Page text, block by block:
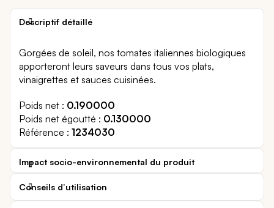
Descriptif détaillé
Gorgées de soleil, nos tomates italiennes biologiques
apporteront leurs saveurs dans tous vos plats,
vinaigrettes et sauces cuisinées.
Poids net
0.190000
Poids net égoutté
0.130000
Référence
1234030
Impact socio-environnemental du produit
Conseils d’utilisation